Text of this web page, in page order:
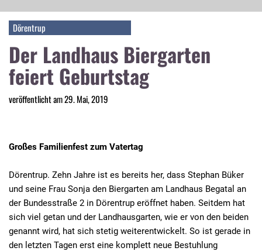
Dörentrup
Der Landhaus Biergarten
feiert Geburtstag
veröffentlicht am 29. Mai, 2019
Großes Familienfest zum Vatertag
Dörentrup. Zehn Jahre ist es bereits her, dass Stephan Büker
und seine Frau Sonja den Biergarten am Landhaus Begatal an
der Bundesstraße 2 in Dörentrup eröffnet haben. Seitdem hat
sich viel getan und der Landhausgarten, wie er von den beiden
genannt wird, hat sich stetig weiterentwickelt. So ist gerade in
den letzten Tagen erst eine komplett neue Bestuhlung